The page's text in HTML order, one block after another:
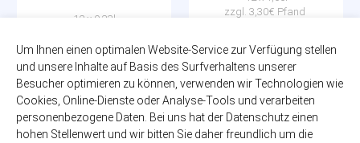
12 x 0,33l
Glas-MEHRWEG
11,99€
(3,03€ / Liter)
zzgl. 3,30€ Pfand
14,99€
Um Ihnen einen optimalen Website-Service zur Verfügung stellen
und unsere Inhalte auf Basis des Surfverhaltens unserer
Besucher optimieren zu können, verwenden wir Technologien wie
Cookies, Online-Dienste oder Analyse-Tools und verarbeiten
personenbezogene Daten. Bei uns hat der Datenschutz einen
hohen Stellenwert und wir bitten Sie daher freundlich um die